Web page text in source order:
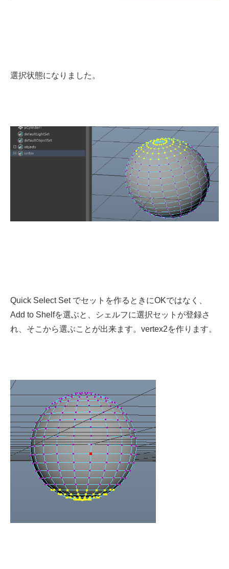
選択状態になりました。
Quick Select Set でセットを作るときにOKではなく、
Add to Shelfを選ぶと、シェルフに選択セットが登録さ
れ、そこから選ぶことが出来ます。vertex2を作ります。